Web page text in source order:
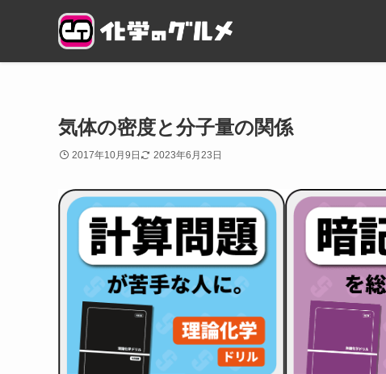
気体の密度と分子量の関係
2017年10月9日 2023年6月23日